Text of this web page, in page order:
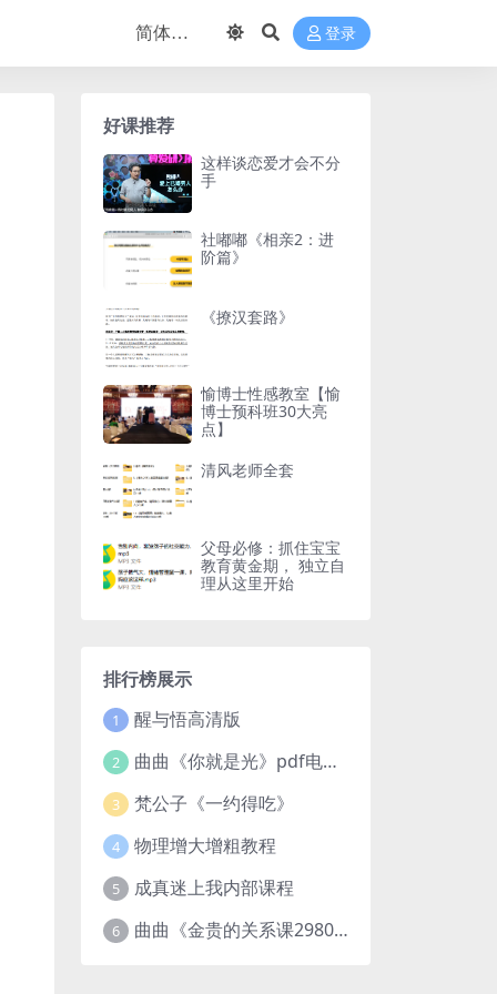
登录
好课推荐
这样谈恋爱才会不分
手
社嘟嘟《相亲2：进
阶篇》
《撩汉套路》
愉博士性感教室【愉
博士预科班30大亮
点】
清风老师全套
父母必修：抓住宝宝
教育黄金期， 独立自
理从这里开始
排行榜展示
1 醒与悟高清版
2 曲曲《你就是光》pdf电子版
3 梵公子《一约得吃》
4 物理增大增粗教程
5 成真迷上我内部课程
6 曲曲《金贵的关系课2980》